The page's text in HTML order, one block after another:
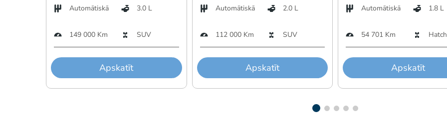
Automātiskā 3.0 L
149 000 Km SUV
Apskatīt
Automātiskā 2.0 L
112 000 Km SUV
Apskatīt
Automātiskā 1.8 L
54 701 Km
Apskatīt